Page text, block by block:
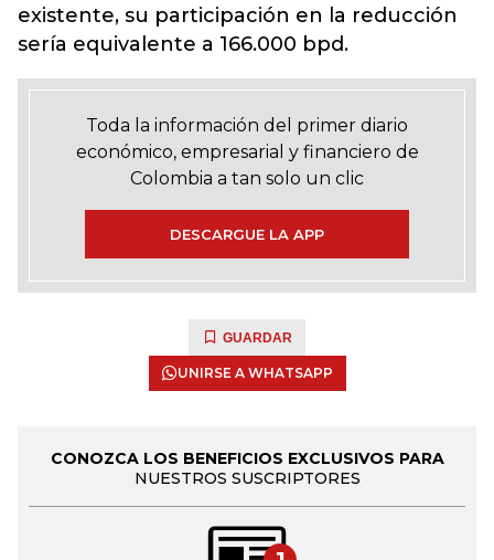
existente, su participación en la reducción
sería equivalente a 166.000 bpd.
Toda la información del primer diario
económico, empresarial y financiero de
Colombia a tan solo un clic
DESCARGUE LA APP
GUARDAR
UNIRSE A WHATSAPP
CONOZCA LOS BENEFICIOS EXCLUSIVOS PARA
NUESTROS SUSCRIPTORES